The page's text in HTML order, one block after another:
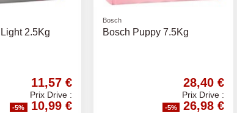
2.5Kg
11,57 €
Prix Drive :
-5% 10,99 €
Bosch
Bosch Puppy 7.5Kg
28,40 €
Prix Drive :
-5% 26,98 €